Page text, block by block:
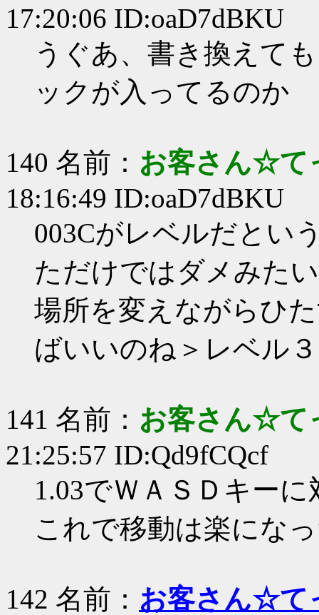
17:20:06 ID:oaD7dBKU
うぐあ、書き換えて
ックが入ってるのか
140 名前： お客さん☆て
18:16:49 ID:oaD7dBKU
003Cがレベルだとい
ただけではダメみたい
場所を変えながらひ
ばいいのね＞レベル３
141 名前： お客さん☆て
21:25:57 ID:Qd9fCQcf
1.03でＷＡＳＤキー
これで移動は楽にな
142 名前： お客さん☆て